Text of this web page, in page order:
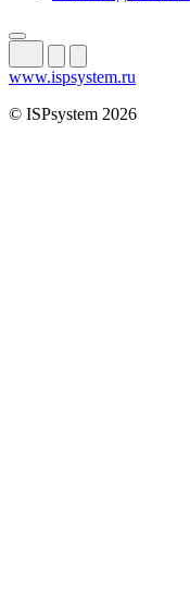
www.ispsystem.ru
© ISPsystem 2026